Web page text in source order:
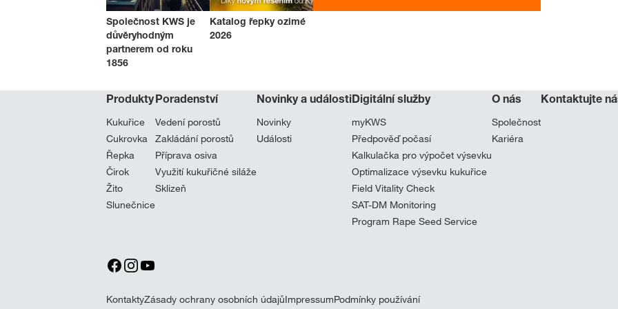
Společnost KWS je
důvěryhodným
partnerem od roku
1856
Katalog řepky ozimé
2026
Produkty
Kukuřice
Cukrovka
Řepka
Čirok
Žito
Slunečnice
Poradenství
Vedení porostů
Zakládání porostů
Příprava osiva
Využití kukuřičné siláže
Sklizeň
Novinky a události
Novinky
Události
Digitální služby
myKWS
Předpověď počasí
Kalkulačka pro výpočet výsevku
Optimalizace výsevku kukuřice
Field Vitality Check
SAT-DM Monitoring
Program Rape Seed Service
O nás
Společnost
Kariéra
Kontaktujte
KontaktyZásady ochrany osobních údajůImpressumPodmínky používání